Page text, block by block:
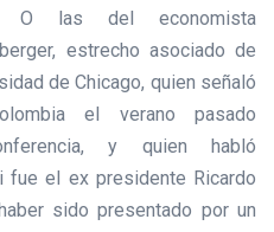
O las del economista
estrecho asociado de
de Chicago, quien señaló
el verano pasado
y quien habló
fue el ex presidente Ricardo
sido presentado por un